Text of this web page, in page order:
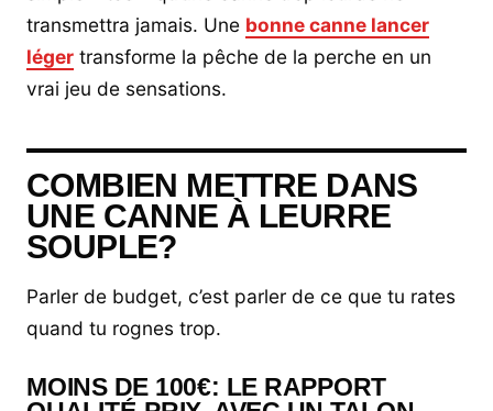
transmettra jamais. Une bonne canne lancer
léger transforme la pêche de la perche en un
vrai jeu de sensations.
COMBIEN METTRE DANS
UNE CANNE À LEURRE
SOUPLE?
Parler de budget, c’est parler de ce que tu rates
quand tu rognes trop.
MOINS DE 100€: LE RAPPORT